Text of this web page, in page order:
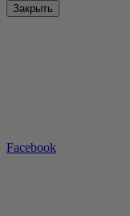
Закрыть
Facebook